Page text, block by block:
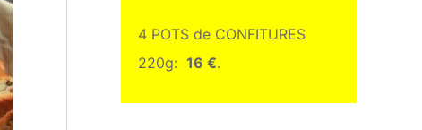
4 POTS de CONFITURES
220g: 16 €.